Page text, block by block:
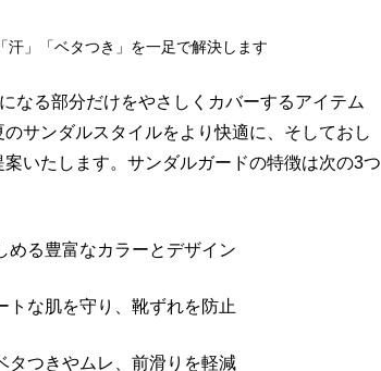
」「ベタつき」を一足で解決します
なる部分だけをやさしくカバーするアイテム
サンダルスタイルをより快適に、そしておし
いたします。サンダルガードの特徴は次の3つ
める豊富なカラーとデザイン
トな肌を守り、靴ずれを防止
タつきやムレ、前滑りを軽減